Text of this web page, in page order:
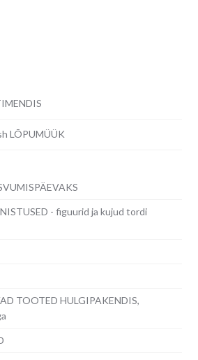
LÕPUMÜÜK
- figuurid ja kujud tordi
TOOTED HULGIPAKENDIS,